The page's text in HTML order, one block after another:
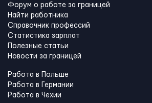
Форум о работе за границей
Найти работника
Справочник профессий
Статистика зарплат
Полезные статьи
Новости за границей
Работа в Польше
Работа в Германии
Работа в Чехии